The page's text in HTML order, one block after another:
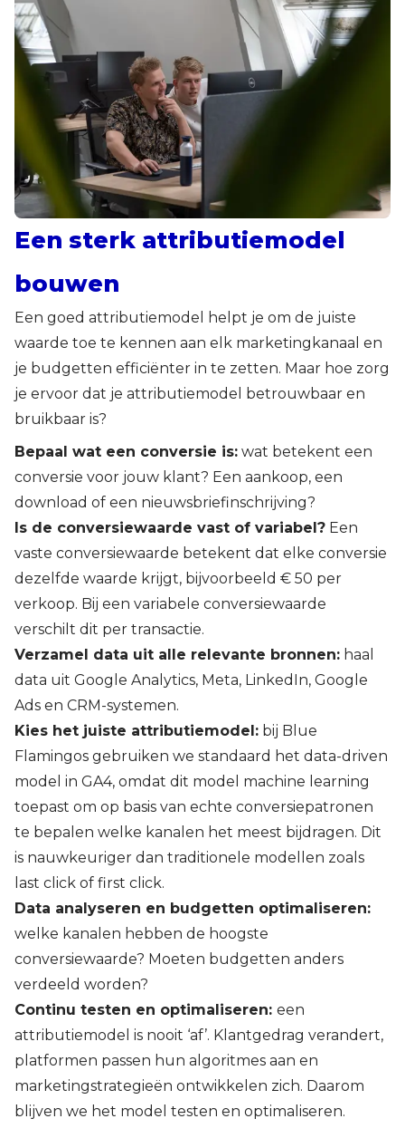
Een sterk attributiemodel
bouwen
Een goed attributiemodel helpt je om de juiste
waarde toe te kennen aan elk marketingkanaal en
je budgetten efficiënter in te zetten. Maar hoe zorg
je ervoor dat je attributiemodel betrouwbaar en
bruikbaar is?
Bepaal wat een conversie is: wat betekent een
conversie voor jouw klant? Een aankoop, een
download of een nieuwsbriefinschrijving?
Is de conversiewaarde vast of variabel? Een
vaste conversiewaarde betekent dat elke conversie
dezelfde waarde krijgt, bijvoorbeeld € 50 per
verkoop. Bij een variabele conversiewaarde
verschilt dit per transactie.
Verzamel data uit alle relevante bronnen: haal
data uit Google Analytics, Meta, LinkedIn, Google
Ads en CRM-systemen.
Kies het juiste attributiemodel: bij Blue
Flamingos gebruiken we standaard het data-driven
model in GA4, omdat dit model machine learning
toepast om op basis van echte conversiepatronen
te bepalen welke kanalen het meest bijdragen. Dit
is nauwkeuriger dan traditionele modellen zoals
last click of first click.
Data analyseren en budgetten optimaliseren:
welke kanalen hebben de hoogste
conversiewaarde? Moeten budgetten anders
verdeeld worden?
Continu testen en optimaliseren: een
attributiemodel is nooit ‘af’. Klantgedrag verandert,
platformen passen hun algoritmes aan en
marketingstrategieën ontwikkelen zich. Daarom
blijven we het model testen en optimaliseren.